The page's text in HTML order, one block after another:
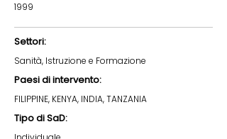
1999
Settori:
Sanità, Istruzione e Formazione
Paesi di intervento:
FILIPPINE, KENYA, INDIA, TANZANIA
Tipo di SaD: